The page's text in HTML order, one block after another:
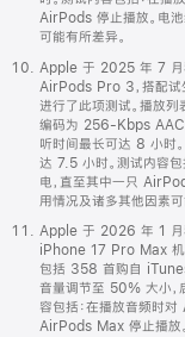
AirPods 停止播放。电池
可能有所差异。
Apple 于 2025 年 7 月
AirPods Pro 3，搭配
进行了此项测试。播放
编码为 256-Kbps AAC
听时间最长可达 8 小时
达 7.5 小时。测试内容
电，直至其中一只
用情况及诸多其他因素可
Apple 于 2026 年 1 月
iPhone 17 Pro Max 机
包括 358 首购自
音量调节至 50% 大小，
容包括：在播放音频时
AirPods Max 停止播放